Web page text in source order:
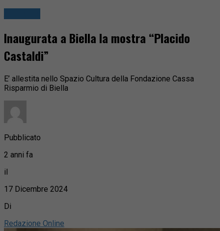
Inaugurata a Biella la mostra “Placido
Castaldi”
E’ allestita nello Spazio Cultura della Fondazione Cassa
Risparmio di Biella
Pubblicato
2 anni fa
il
17 Dicembre 2024
Di
Redazione Online